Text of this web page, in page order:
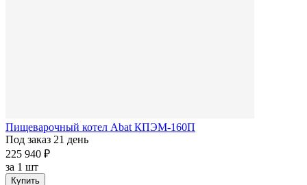
Пищеварочный котел Abat КПЭМ-160П
Под заказ 21 день
225 940 ₽
за 1 шт
Купить